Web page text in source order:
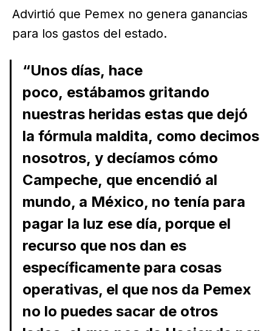
Advirtió que Pemex no genera ganancias
para los gastos del estado.
“Unos días, hace
poco, estábamos gritando
nuestras heridas estas que dejó
la fórmula maldita, como decimos
nosotros, y decíamos cómo
Campeche, que encendió al
mundo, a México, no tenía para
pagar la luz ese día, porque el
recurso que nos dan es
específicamente para cosas
operativas, el que nos da Pemex
no lo puedes sacar de otros